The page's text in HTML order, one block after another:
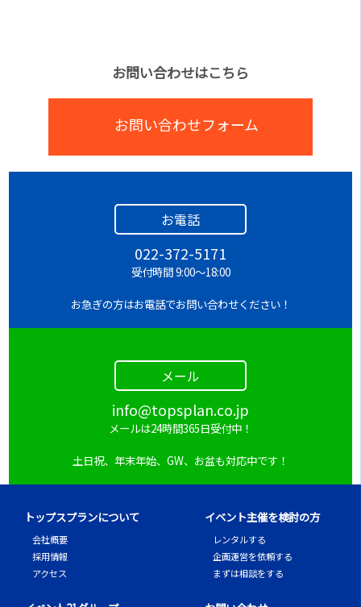
お問い合わせはこちら
お問い合わせフォーム
お電話
022-372-5171
受付時間 9:00～18:00
お急ぎの方はお電話でお問い合わせください！
メール
info@topsplan.co.jp
メールは24時間365日受付中！
土日祝、年末年始、GW、お盆も対応中です！
トップスプランについて
会社概要
採用情報
アクセス
イベント主催を検討の方
レンタルする
企画運営を依頼する
まずは相談をする